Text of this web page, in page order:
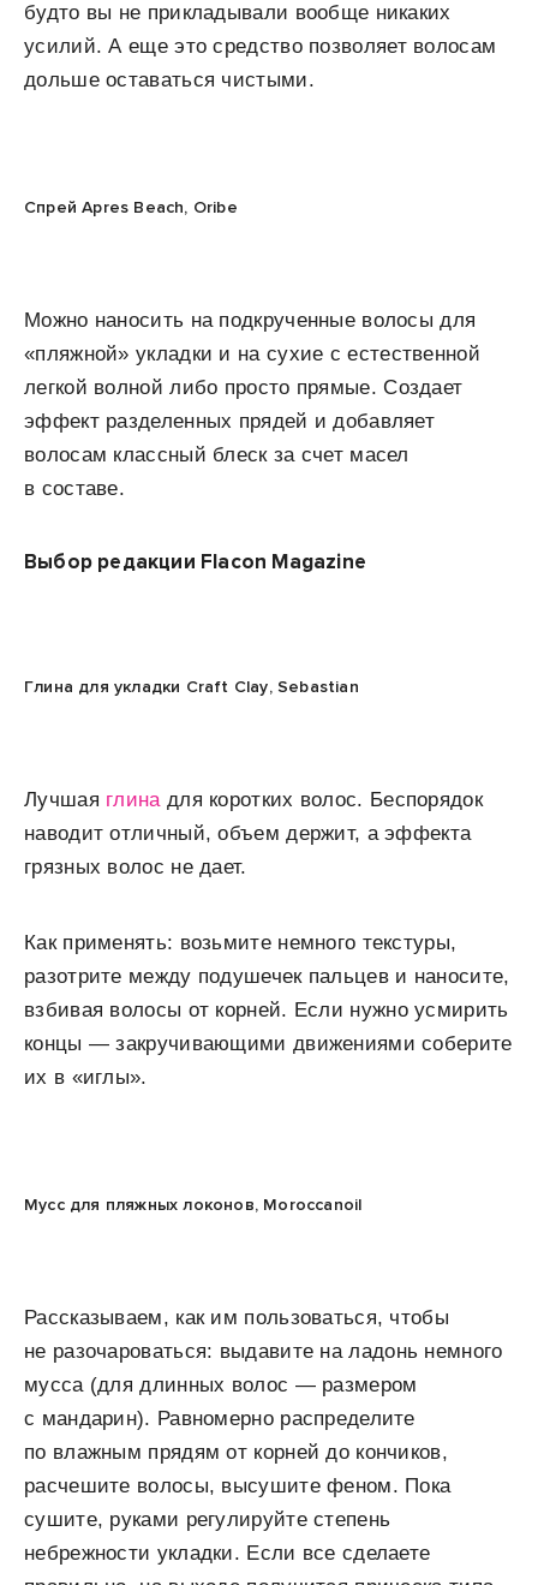
будто вы не прикладывали вообще никаких
усилий. А еще это средство позволяет волосам
дольше оставаться чистыми.
Спрей Apres Beach, Oribe
Можно наносить на подкрученные волосы для
«пляжной» укладки и на сухие с естественной
легкой волной либо просто прямые. Создает
эффект разделенных прядей и добавляет
волосам классный блеск за счет масел
в составе.
Выбор редакции Flacon Magazine
Глина для укладки Craft Clay, Sebastian
Лучшая глинадля коротких волос. Беспорядок
наводит отличный, объем держит, а эффекта
грязных волос не дает.
Как применять: возьмите немного текстуры,
разотрите между подушечек пальцев и наносите,
взбивая волосы от корней. Если нужно усмирить
концы — закручивающими движениями соберите
их в «иглы».
Мусс для пляжных локонов, Moroccanoil
Рассказываем, как им пользоваться, чтобы
не разочароваться: выдавите на ладонь немного
мусса (для длинных волос — размером
с мандарин). Равномерно распределите
по влажным прядям от корней до кончиков,
расчешите волосы, высушите феном. Пока
сушите, руками регулируйте степень
небрежности укладки. Если все сделаете